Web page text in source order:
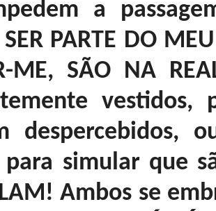
a
SER PARTE DO
ME, SÃO NA
vestidos,
despercebidos,
simular que
Ambos se